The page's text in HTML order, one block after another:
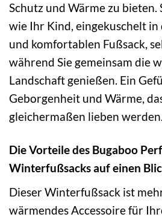
Schutz und Wärme zu bieten.
wie Ihr Kind, eingekuschelt in
und komfortablen Fußsack,
während Sie gemeinsam die
Landschaft genießen. Ein
Geborgenheit und Wärme,
gleichermaßen lieben werden.
Die Vorteile des Bugaboo
Winterfußsacks auf einen
Dieser Winterfußsack ist
wärmendes Accessoire für